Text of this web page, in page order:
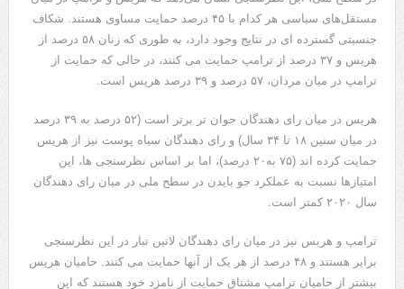
مستقل‌های سیاسی هر کدام با ۴۵ درصد حمایت مساوی هستند. شکاف
جنسیتی گسترده ای در نتایج وجود دارد، به طوری که زنان ۵۸ درصد از
هریس و ۳۷ درصد از ترامپ حمایت می کنند، در حالی که حمایت از
ترامپ در میان مردان، ۵۷ درصد و ۳۹ درصد هریس است.
هریس در میان رای دهندگان جوان تر برتر است (۵۲ درصد به ۳۹ درصد
در میان سنین ۱۸ تا ۳۴ سال) و رای دهندگان سیاه پوست نیز از هریس
حمایت کرده اند (۷۵ به۲۰ درصد)، اما بر اساس نظرسنجی ها، این
امتیازها نسبت به عملکرد جو بایدن در سطح ملی در میان رای دهندگان
سال ۲۰۲۰ کمتر است.
ترامپ و هریس نیز در میان رای دهندگان لاتین تبار در این نظرسنجی
برابر هستند و ۴۸ درصد از هر یک از آنها حمایت می کنند. حامیان هریس
بیشتر از حامیان ترامپ مشتاق حمایت از نامزد خود هستند که این